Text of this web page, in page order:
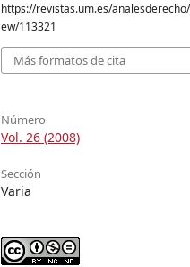
https://revistas.um.es/
ew/113321
Más formatos de cita
Número
Vol. 26 (2008)
Sección
Varia